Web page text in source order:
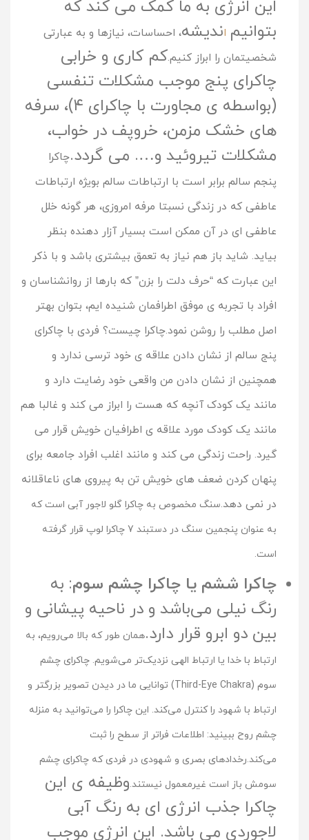
این انرژی به ما کمک می کند که
بتوانیم اندیشه، احساسات، نیازها و به عبارتی
شخصیتمان را ابراز کنیم.کم کاری و خرابی
چاکرای پنج موجب مشکلات تنفسی
(بواسطه ی مجاورت با چاکرای ۴)، سرفه
های خشک مزمن، خروپف در خواب،
مشکلات تیروئید و…. می گردد.چاکرا
پنجم سالم برابر است با ارتباطات سالم بویژه ارتباطات
عاطفی که در زندگی نسبتا مرفه امروزی، هر گونه خلل
عاطفی ای در آن ممکن است بسیار آزار دهنده بنظر
بیاید. شاید باز هم نیاز به تعمق بیشتری باشد و با ذکر
این عبارت که “حرف دلت را بزن” که بارها از روانشناسان و
افراد با تجربه ی موفق اطرافمان شنیده ایم، بتوان بهتر
اصل مطلب را روشن نمود.چاکرا چیست؟ فردی با چاکرای
پنج سالم از نشان دادن علاقه ی خود ترسی ندارد و
همچنین از نشان دادن من واقعی خود رضایت دارد و
مانند یک کودک آنچه که هست را ابراز می کند و غالبا هم
مانند یک کودک مورد علاقه ی اطرافیان خویش قرار می
گیرد. راحت زندگی می کند و مانند اغلب افراد جامعه برای
پنهان کردن ضعف های خویش تن به پیروی های ناعاقلانه
در نمی دهد.سنگ مخصوص به چاکرا گلو لاجور آبی است که
به عنوان پنجمین سنگ در دستبند 7 چاکرا لوپ قرار گرفته
است.
چاکرا ششم یا چاکرا چشم سوم: به
رنگ نیلی می‌باشد و در ناحیه پیشانی و
بین دو ابرو قرار دارد.همان طور که بالا می‌رویم، به
ارتباط با خدا یا ارتباط الهی نزدیک‌تر می‌شویم. چاکرای چشم
سوم (Third-Eye Chakra) توانایی ما در دیدن تصویر بزرگتر و
ارتباط با شهود را کنترل می‌کند. این چاکرا را می‌توانید به منزله
چشم روح ببینید: اطلاعات فراتر از سطح را ثبت
می‌کند.رخدادهای بصری و شهودی در فردی که چاکرای چشم
سومش باز است غیرمعمول نیستند.وظیفه ی این
چاکرا جذب انرژی ای به رنگ آبی
لاجوردی می باشد. این انرژی موجب